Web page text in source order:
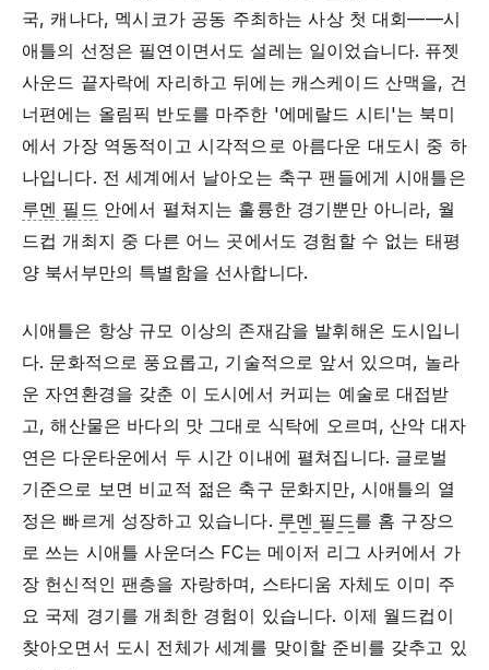
국, 캐나다, 멕시코가 공동 주최하는 사상 첫 대회——시
애틀의 선정은 필연이면서도 설레는 일이었습니다. 퓨젯
사운드 끝자락에 자리하고 뒤에는 캐스케이드 산맥을, 건
너편에는 올림픽 반도를 마주한 '에메랄드 시티'는 북미
에서 가장 역동적이고 시각적으로 아름다운 대도시 중 하
나입니다. 전 세계에서 날아오는 축구 팬들에게 시애틀은
루멘 필드 안에서 펼쳐지는 훌륭한 경기뿐만 아니라, 월
드컵 개최지 중 다른 어느 곳에서도 경험할 수 없는 태평
양 북서부만의 특별함을 선사합니다.
시애틀은 항상 규모 이상의 존재감을 발휘해온 도시입니
다. 문화적으로 풍요롭고, 기술적으로 앞서 있으며, 놀라
운 자연환경을 갖춘 이 도시에서 커피는 예술로 대접받
고, 해산물은 바다의 맛 그대로 식탁에 오르며, 산악 대자
연은 다운타운에서 두 시간 이내에 펼쳐집니다. 글로벌
기준으로 보면 비교적 젊은 축구 문화지만, 시애틀의 열
정은 빠르게 성장하고 있습니다. 루멘 필드를 홈 구장으
로 쓰는 시애틀 사운더스 FC는 메이저 리그 사커에서 가
장 헌신적인 팬층을 자랑하며, 스타디움 자체도 이미 주
요 국제 경기를 개최한 경험이 있습니다. 이제 월드컵이
찾아오면서 도시 전체가 세계를 맞이할 준비를 갖추고 있